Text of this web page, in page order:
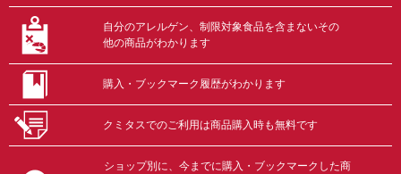
自分のアレルゲン、制限対象食品を含まないその
他の商品がわかります
購入・ブックマーク履歴がわかります
クミタスでのご利用は商品購入時も無料です
ショップ別に、今までに購入・ブックマークした商